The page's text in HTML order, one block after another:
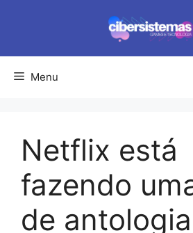
conteúdo
Menu
Netflix está
fazendo
de